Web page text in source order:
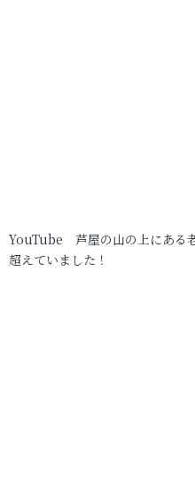
YouTube 芦屋の山の上にある
超えていました！